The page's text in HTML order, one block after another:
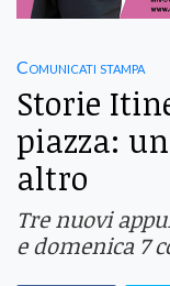
Comunicati stampa
Storie
piazza:
altro
Tre nuovi
e domenica 7